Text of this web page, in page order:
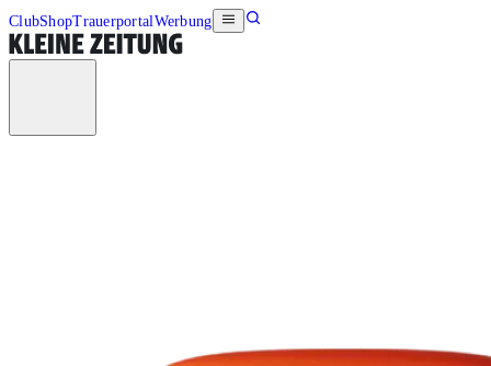
ClubShopTrauerportalWerbung